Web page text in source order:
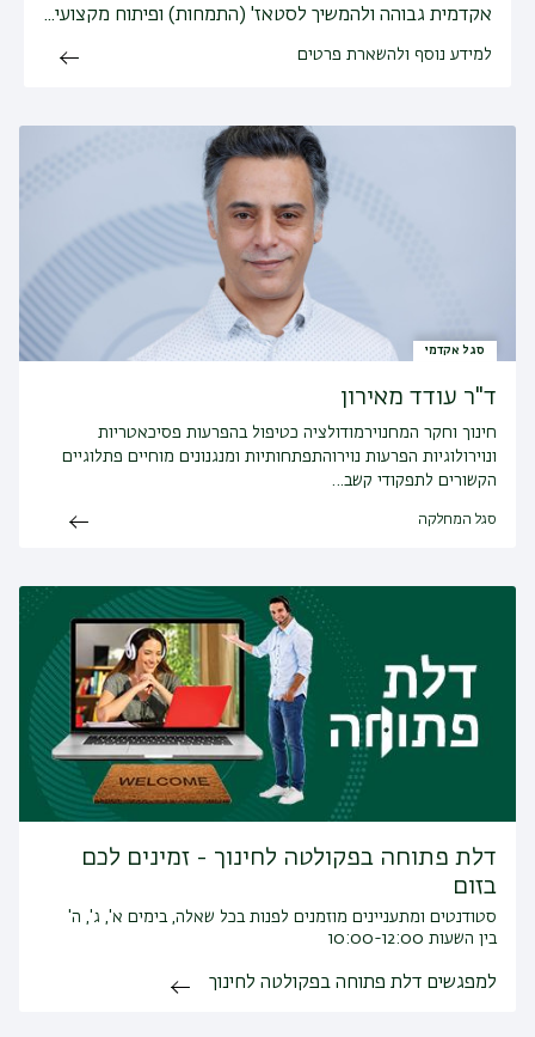
אקדמית גבוהה ולהמשיך לסטאז' (התמחות) ופיתוח מקצועי...
למידע נוסף ולהשארת פרטים
סגל אקדמי
ד"ר עודד מאירון
חינוך וחקר המחנוירמודולציה כטיפול בהפרעות פסיכאטריות
ונוירולוגיות הפרעות נוירוהתפתחותיות ומנגנונים מוחיים פתלוגיים
הקשורים לתפקודי קשב…
סגל המחלקה
דלת פתוחה בפקולטה לחינוך - זמינים לכם
בזום
סטודנטים ומתעניינים מוזמנים לפנות בכל שאלה, בימים א', ג', ה'
בין השעות 10:00-12:00
למפגשים דלת פתוחה בפקולטה לחינוך